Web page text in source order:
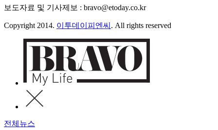
보도자료 및 기사제보 : bravo@etoday.co.kr
Copyright 2014. 이투데이피엔씨 . All rights reserved
전체뉴스